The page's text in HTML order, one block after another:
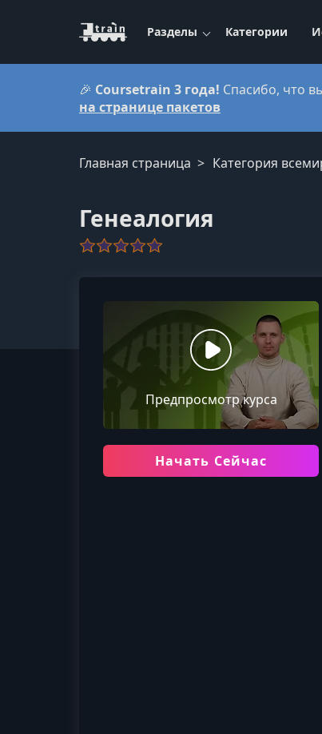
Разделы Категории
🎉 Coursetrain 3 года! Спасибо, что
на странице пакетов
Главная страница Категория
Генеалогия
Предпросмотр курса
Начать Сейчас